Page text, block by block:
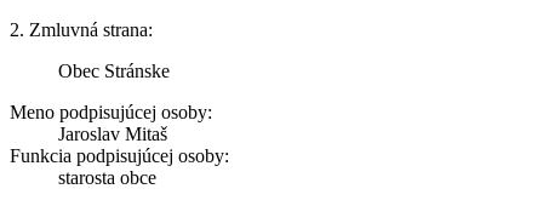
2. Zmluvná strana:
Obec Stránske
Meno podpisujúcej osoby:
Jaroslav Mitaš
Funkcia podpisujúcej osoby:
starosta obce